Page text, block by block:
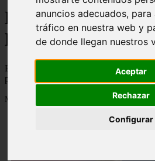
anuncios adecuados, para
tráfico en nuestra web y
de donde llegan nuestros
Aceptar
Rechazar
Configurar
Blog de Nutricion,
Entrenamiento y
Blog de Nutricion, Entrenamiento y
productos...
Mostrando 1 - 24 de 312 artículos